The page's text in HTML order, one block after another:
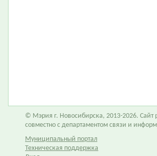
© Мэрия г. Новосибирска, 2013-2026. Сайт
совместно с департаментом связи и
Муниципальный портал
Техническая поддержка